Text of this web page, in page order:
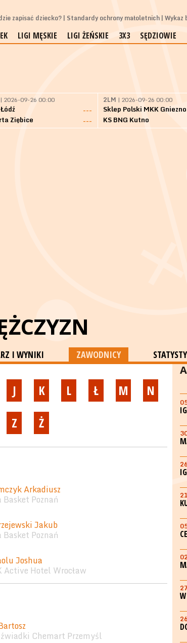
zapisać dziecko? Standardy ochrony małoletnich Wykaz
LIGI MĘSKIE LIGI ŻEŃSKIE 3X3 SĘDZIOWIE
| 2026-09-26 00:00
---
Ziębice
---
2LM | 2026-09-26 00:00
Sklep Polski MKK Gniezno
KS BNG Kutno
I WYNIKI ZAWODNICY
J K L Ł M
N
Z Ż
Arkadiusz
Basket Poznań
Jakub
Basket Poznań
Joshua
Active Hotel Wrocław
Chemart Przemyśl